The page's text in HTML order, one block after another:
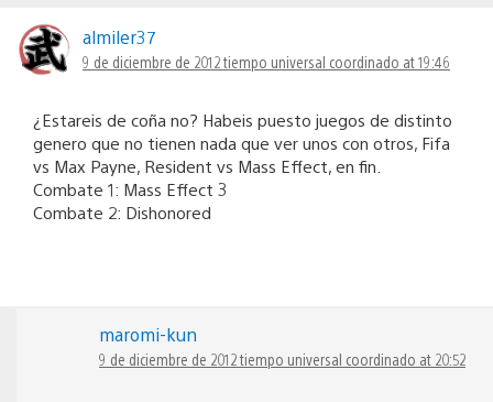
almiler37
9 de diciembre de 2012 tiempo universal coordinado at 19:46
¿Estareis de coña no? Habeis puesto juegos de distinto
genero que no tienen nada que ver unos con otros, Fifa
vs Max Payne, Resident vs Mass Effect, en fin.
Combate 1: Mass Effect 3
Combate 2: Dishonored
maromi-kun
9 de diciembre de 2012 tiempo universal coordinado at 20:52